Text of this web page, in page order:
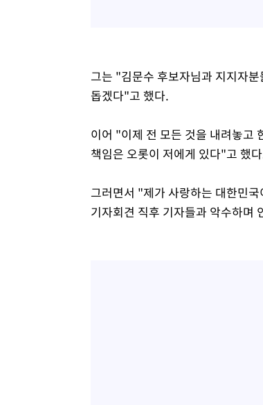
그는 "김문수 후보자님과 지지자
돕겠다"고 했다.
이어 "이제 전 모든 것을 내려놓고
책임은 오롯이 저에게 있다"고 했
그러면서 "제가 사랑하는 대한민
기자회견 직후 기자들과 악수하며